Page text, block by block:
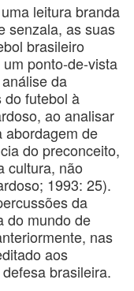
leitura branda
senzala, as suas
brasileiro
ponto-de-vista
da
do futebol à
ao analisar
abordagem de
do preconceito,
cultura, não
1993: 25).
da
do mundo de
nas
aos
brasileira.